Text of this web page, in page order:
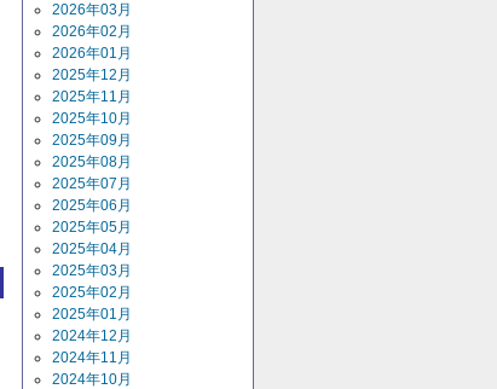
2026年03月
2026年02月
2026年01月
2025年12月
2025年11月
2025年10月
2025年09月
2025年08月
2025年07月
2025年06月
2025年05月
2025年04月
2025年03月
2025年02月
2025年01月
2024年12月
2024年11月
2024年10月